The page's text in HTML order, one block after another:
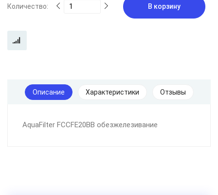
Количество: В корзину
Описание Характеристики Отзывы
AquaFilter FCCFE20BB обезжелезивание